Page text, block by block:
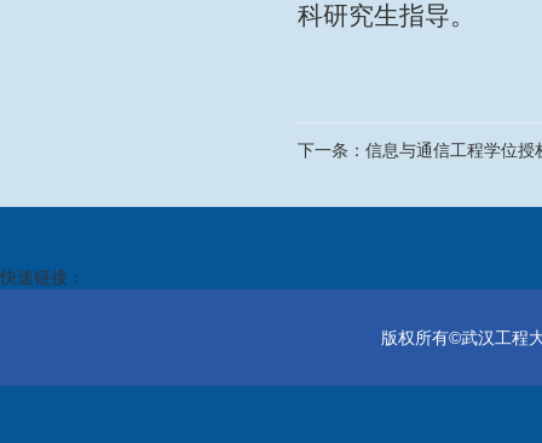
科研究生指导。
下一条： 信息与通信工程学位
快速链接：
版权所有©武汉工程